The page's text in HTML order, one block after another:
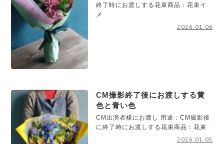
終了時にお渡しする花束商品：花束イ
メ
2026.01.06
CM撮影終了後にお渡しする黄
色と青い色
CM出演者様にお渡し 用途：CM撮影後
に終了時にお渡しする花束商品：花束
2026.01.05